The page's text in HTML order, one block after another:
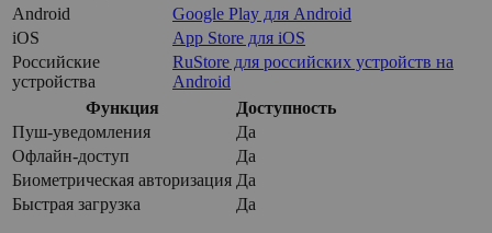
Android
Google Play для Android
iOS
App Store для iOS
Российские
устройства
RuStore для российских устройств на
Android
Функция
Доступность
Пуш-уведомления
Да
Офлайн-доступ
Да
Биометрическая авторизация Да
Быстрая загрузка
Да